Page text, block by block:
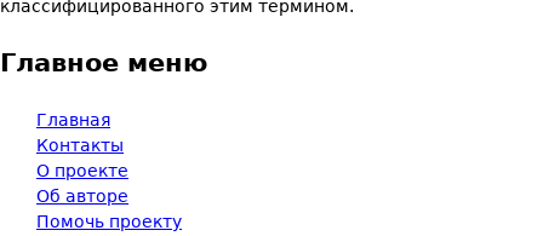
классифицированного этим термином.
Главное меню
Главная
Контакты
О проекте
Об авторе
Помочь проекту